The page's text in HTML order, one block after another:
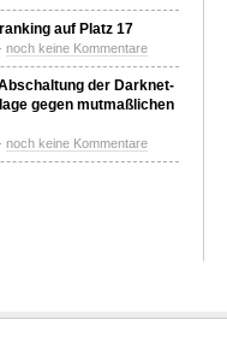
auf Platz 17
noch keine Kommentare
der Darknet-
gegen mutmaßlichen
noch keine Kommentare